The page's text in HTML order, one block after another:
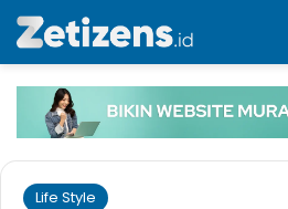
Life Style